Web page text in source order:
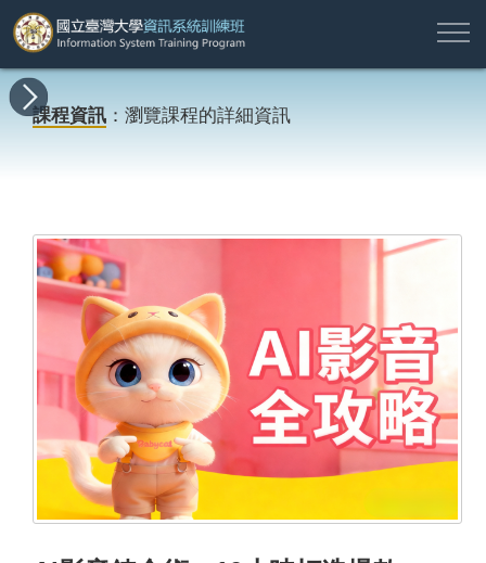
所
有
課
新
消
程
地
資
簡
業
名
名
資
於
本
願
專
註
入
課程資訊 ：瀏覽課程的詳細資訊